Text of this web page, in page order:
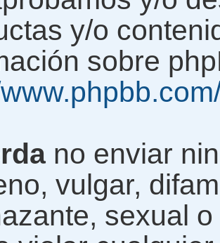
y/o
sobre
no enviar
vulgar,
sexual